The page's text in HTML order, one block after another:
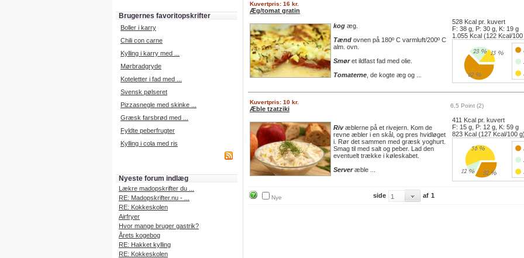
Brugernes favoritopskrifter
Boller i karry
Chili con carne
Kylling i karry med ...
Mørbradgryde
Koteletter i fad med ...
Svensk pølseret
Pizzasnegle med skinke ...
Græsk farsbrød med ...
Fyldte peberfrugter
Kylling i cola med ris
Nyeste forum indlæg
Lækre madopskrifter du ...
RE: Madopskrifter.nu - ...
RE: Kokkeskolen
Airfryer
Hvor mange bruger gastrik?
Årets kogebog
RE: Hakket kylling
RE: Kokkeskolen
Kuvertpris: 16 kr.
Æg/tomat gratin
kog æg.
Tænd ovnen på 180º C varmluft/200º C
alm. ovn.
Smøret ildfast fad med olie.
Tomaterne , de kogte æg og ...
528 Kcal pr. kuvert
F: 38 g, P: 30 g, K: 19 g
1.055 Kcal (122 Kcal/100
Kuvertpris: 10 kr.
Æble tzatziki 6,5 Point (2)
Rivæblerne på et rivejern. Kom de
revne æbler i en skål, og pres hvidløget
i. Rør det sammen med græsk yoghurt.
Smag til med salt og peber. Lad den
eventuelt trække i køleskabet.
Serveræble ...
411 Kcal pr. kuvert
F: 15 g, P: 12 g, K: 59 g
823 Kcal (127 Kcal/100 g)
Nye side af 1